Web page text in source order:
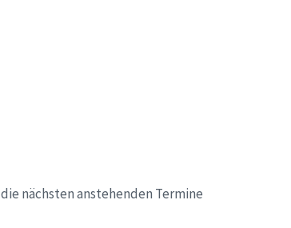
nächsten anstehenden Termine